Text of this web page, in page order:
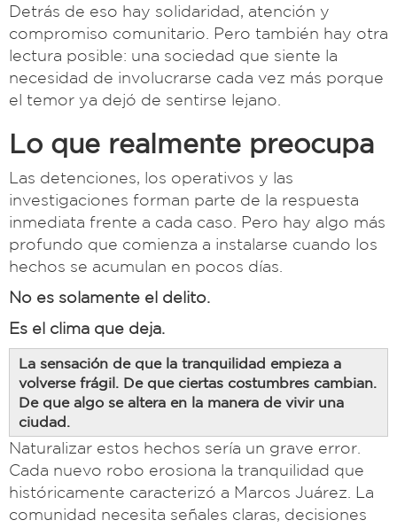
Detrás de eso hay solidaridad, atención y
compromiso comunitario. Pero también hay otra
lectura posible: una sociedad que siente la
necesidad de involucrarse cada vez más porque
el temor ya dejó de sentirse lejano.
Lo que realmente preocupa
Las detenciones, los operativos y las
investigaciones forman parte de la respuesta
inmediata frente a cada caso. Pero hay algo más
profundo que comienza a instalarse cuando los
hechos se acumulan en pocos días.
No es solamente el delito.
Es el clima que deja.
La sensación de que la tranquilidad empieza a
volverse frágil. De que ciertas costumbres cambian.
De que algo se altera en la manera de vivir una
ciudad.
Naturalizar estos hechos sería un grave error.
Cada nuevo robo erosiona la tranquilidad que
históricamente caracterizó a Marcos Juárez. La
comunidad necesita señales claras, decisiones